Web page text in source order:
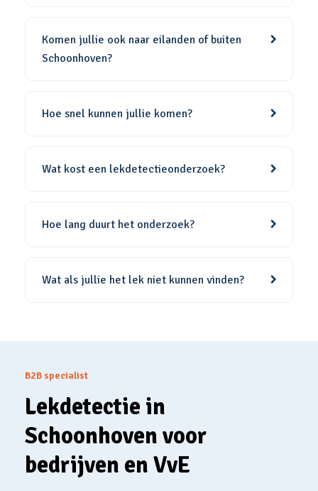
Komen jullie ook naar eilanden of buiten
Schoonhoven?
Hoe snel kunnen jullie komen?
Wat kost een lekdetectieonderzoek?
Hoe lang duurt het onderzoek?
Wat als jullie het lek niet kunnen vinden?
B2B specialist
Lekdetectie in
Schoonhoven voor
bedrijven en VvE